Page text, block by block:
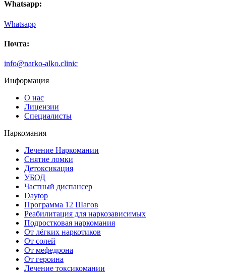
поддержкой относитесь к своим пациентам. Сестра не
Whatsapp:
Whatsapp
Почта:
info@narko-alko.clinic
Информация
О нас
Лицензии
Специалисты
Наркомания
Лечение Наркомании
Снятие ломки
Детоксикация
УБОД
Частный диспансер
Daytop
Программа 12 Шагов
Реабилитация для наркозависимых
Подростковая наркомания
От лёгких наркотиков
От солей
От мефедрона
От героина
Лечение токсикомании